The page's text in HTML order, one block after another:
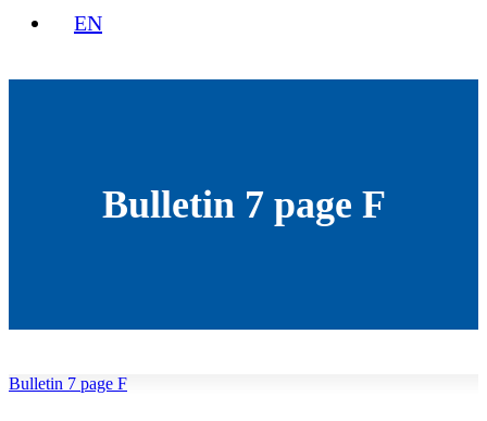
EN
Bulletin 7 page F
Bulletin 7 page F